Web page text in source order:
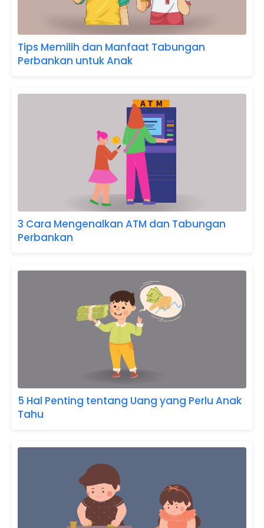
Tips Memilih dan Manfaat Tabungan
Perbankan untuk Anak
3 Cara Mengenalkan ATM dan Tabungan
Perbankan
5 Hal Penting tentang Uang yang Perlu Anak
Tahu